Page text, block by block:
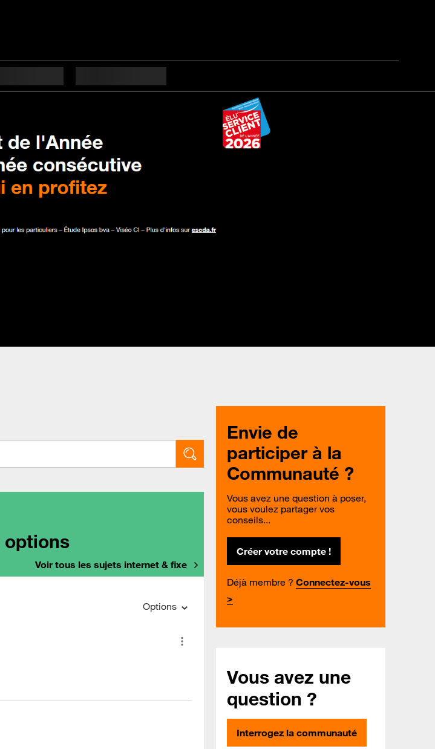
options
Voir tous les sujets internet & fixe
Options
Envie de
participer à la
Communauté ?
Vous avez une question à poser,
vous voulez partager vos
conseils...
Créer votre compte !
Déjà membre ? Connectez-vous
>
Vous avez une
question ?
Interrogez la communauté